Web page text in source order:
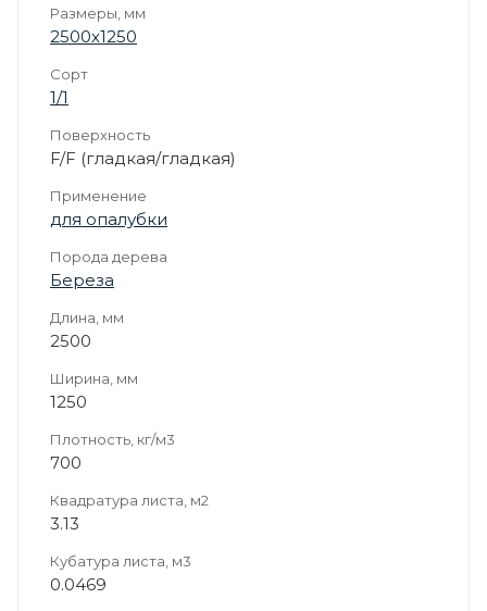
Размеры, мм
2500х1250
Сорт
1/1
Поверхность
F/F (гладкая/гладкая)
Применение
для опалубки
Порода дерева
Береза
Длина, мм
2500
Ширина, мм
1250
Плотность, кг/м3
700
Квадратура листа, м2
3.13
Кубатура листа, м3
0.0469